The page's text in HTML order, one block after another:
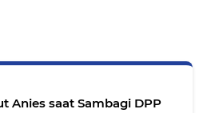
Anies saat Sambagi DPP